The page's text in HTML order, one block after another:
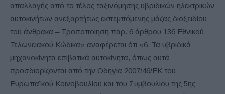
απαλλαγής από το τέλος ταξινόμησης υβριδικών ηλεκτρικών
αυτοκινήτων ανεξαρτήτως εκπεμπόμενης μάζας διοξειδίου
του άνθρακα – Τροποποίηση παρ. 6 άρθρου 136 Εθνικού
Τελωνειακού Κώδικα» αναφέρεται ότι «6. Τα υβριδικά
μηχανοκίνητα επιβατικά αυτοκίνητα, όπως αυτά
προσδιορίζονται από την Οδηγία 2007/46/ΕΚ του
Ευρωπαϊκού Κοινοβουλίου και του Συμβουλίου της 5ης